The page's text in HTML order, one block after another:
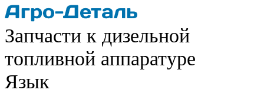
Запчасти к дизельной
топливной аппаратуре
Язык